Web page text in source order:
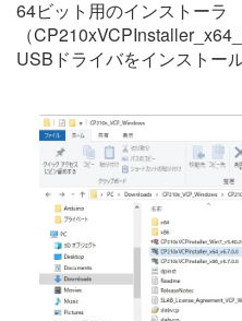
64ビット用のインストーラ
（
USBドライバをインストール